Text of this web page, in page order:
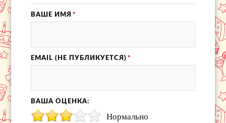
ВАШЕ ИМЯ *
EMAIL (НЕ ПУБЛИКУЕТСЯ) *
ВАША ОЦЕНКА:
Нормально